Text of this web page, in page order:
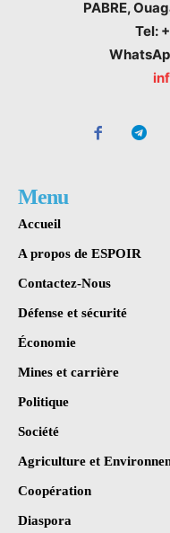
PABRE,
Tel:
Menu
Accueil
A propos de ESPOIR
Contactez-Nous
Défense et sécurité
Économie
Mines et carrière
Politique
Société
Agriculture et
Coopération
Diaspora